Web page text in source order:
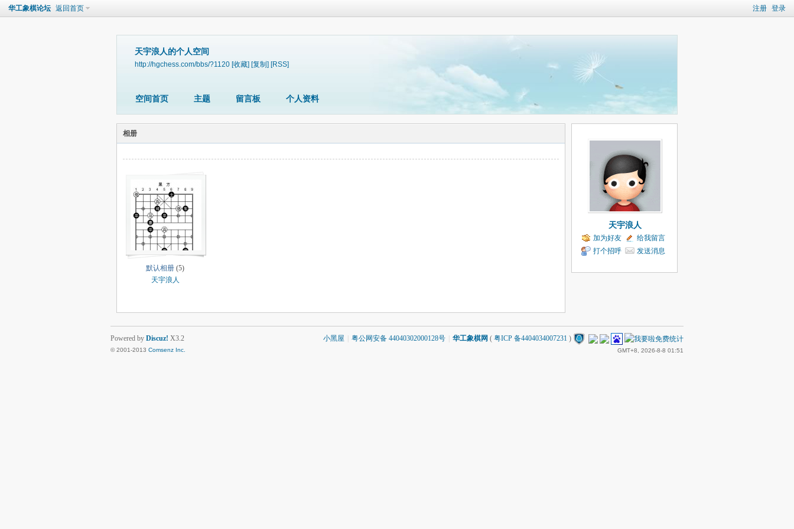
注册 登录
华工象棋论坛 返回首页
天宇浪人的个人空间
http://hgchess.com/bbs/?1120 [收藏] [复制] [RSS]
空间首页 主题 留言板 个人资料
相册
默认相册 (5)
天宇浪人
天宇浪人
加为好友
给我留言
打个招呼
发送消息
小黑屋 粤公网安备 44040302000128号 华工象棋网 ( 粤ICP 备4404034007231 )
GMT+8, 2026-8-8 01:51
Powered by Discuz! X3.2
© 2001-2013 Comsenz Inc.